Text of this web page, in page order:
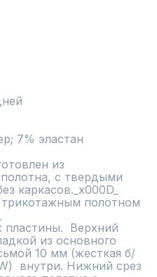
7% эластан
из
с твердыми
каркасов._x000D_
полотном
пластины.  Верхний
из основного
10 мм (жесткая б/
внутри. Нижний срез